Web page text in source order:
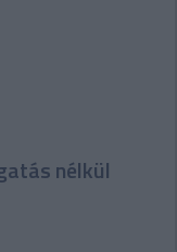
nélkül